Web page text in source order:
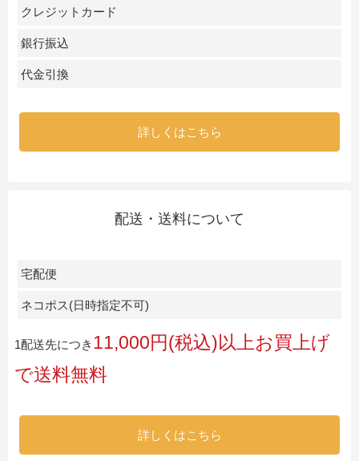
クレジットカード
銀行振込
代金引換
詳しくはこちら
配送・送料について
宅配便
ネコポス(日時指定不可)
1配送先につき 11,000円(税込)以上お買上げ
で送料無料
詳しくはこちら